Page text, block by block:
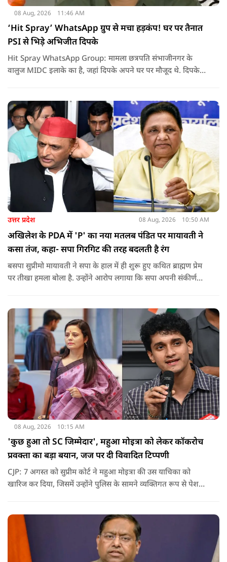
08 Aug, 2026 11:46 AM
‘Hit Spray’ WhatsApp ग्रुप से मचा हड़कंप! घर पर तैनात
PSI से भिड़े अभिजीत दिपके
Hit Spray WhatsApp Group: मामला छत्रपति संभाजीनगर के
वालुज MIDC इलाके का है, जहां दिपके अपने घर पर मौजूद थे. दिपके
को लेकर दिपके की पुलिस अधिकारी से तीखी बहस हो गई.
उत्तर प्रदेश 08 Aug, 2026 10:50 AM
अखिलेश के PDA में 'P' का नया मतलब पंडित पर मायावती ने
कसा तंज, कहा- सपा गिरगिट की तरह बदलती है रंग
बसपा सुप्रीमो मायावती ने सपा के हाल में ही शुरू हुए कथित ब्राह्मण प्रेम
पर तीखा हमला बोला है. उन्होंने आरोप लगाया कि सपा अपनी संकीर्ण
08 Aug, 2026 10:15 AM
'कुछ हुआ तो SC जिम्मेदार', महुआ मोइत्रा को लेकर कॉकरोच
प्रवक्ता का बड़ा बयान, जज पर दी विवादित टिप्पणी
CJP: 7 अगस्त को सुप्रीम कोर्ट ने महुआ मोइत्रा की उस याचिका को
खारिज कर दिया, जिसमें उन्होंने पुलिस के सामने व्यक्तिगत रूप से पेश
केंद्र बन गई है.